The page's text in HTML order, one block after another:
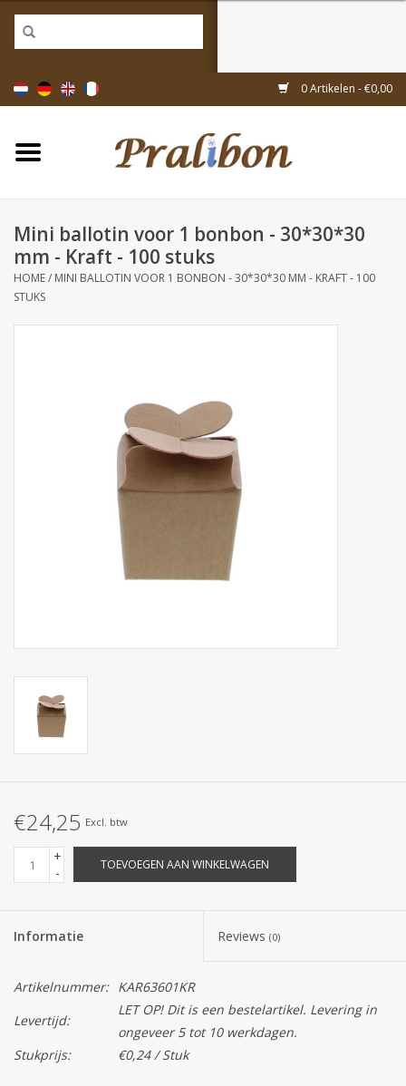
0 Artikelen - €0,00
Home
Doosjes
Linten & decoratie
Geschenkartikelen
Mini ballotin voor 1 bonbon - 30*30*30
mm - Kraft - 100 stuks
HOME/ MINI BALLOTIN VOOR 1 BONBON - 30*30*30 MM - KRAFT - 100
STUKS
€24,25 Excl. btw
+
-
TOEVOEGEN AAN WINKELWAGEN
Informatie Reviews (0)
Artikelnummer: KAR63601KR
Levertijd:
LET OP! Dit is een bestelartikel. Levering in
ongeveer 5 tot 10 werkdagen.
Stukprijs:
€0,24 / Stuk